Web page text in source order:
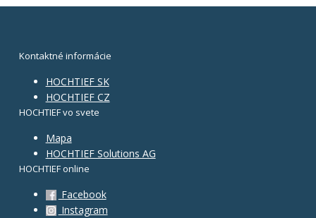
Kontaktné informácie
HOCHTIEF SK
HOCHTIEF CZ
HOCHTIEF vo svete
Mapa
HOCHTIEF Solutions AG
HOCHTIEF online
Facebook
Instagram